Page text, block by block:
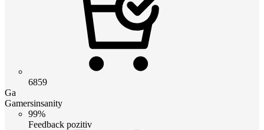
6859
Ga
Gamersinsanity
99%
Feedback pozitiv